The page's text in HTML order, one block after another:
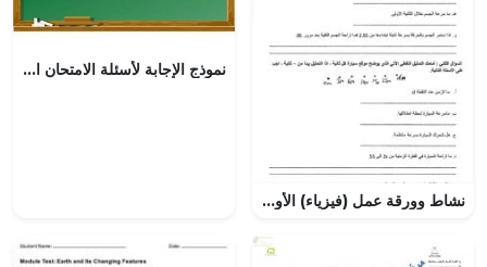
نشاط وورقة عمل (فيزياء) الأول الثانوي
نموذج الإجابة لأسئلة الامتحان الرسمي الدور الأول (تربية اسلامية) الخامس